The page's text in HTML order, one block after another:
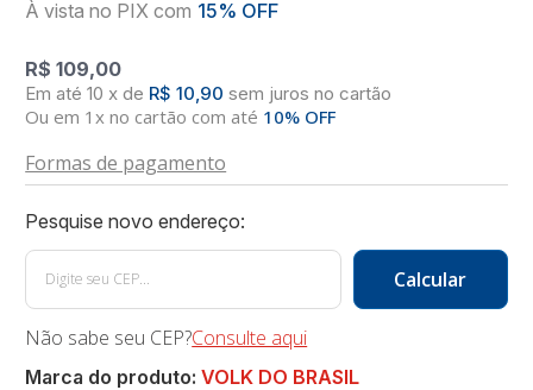
R$ 109,00
10 x de R$ 10,90 sem juros no cartão
Ou em 1x no cartão com até 10% OFF
Formas de pagamento
Não sabe seu CEP?Consulte aqui
Marca do produto:VOLK DO BRASIL